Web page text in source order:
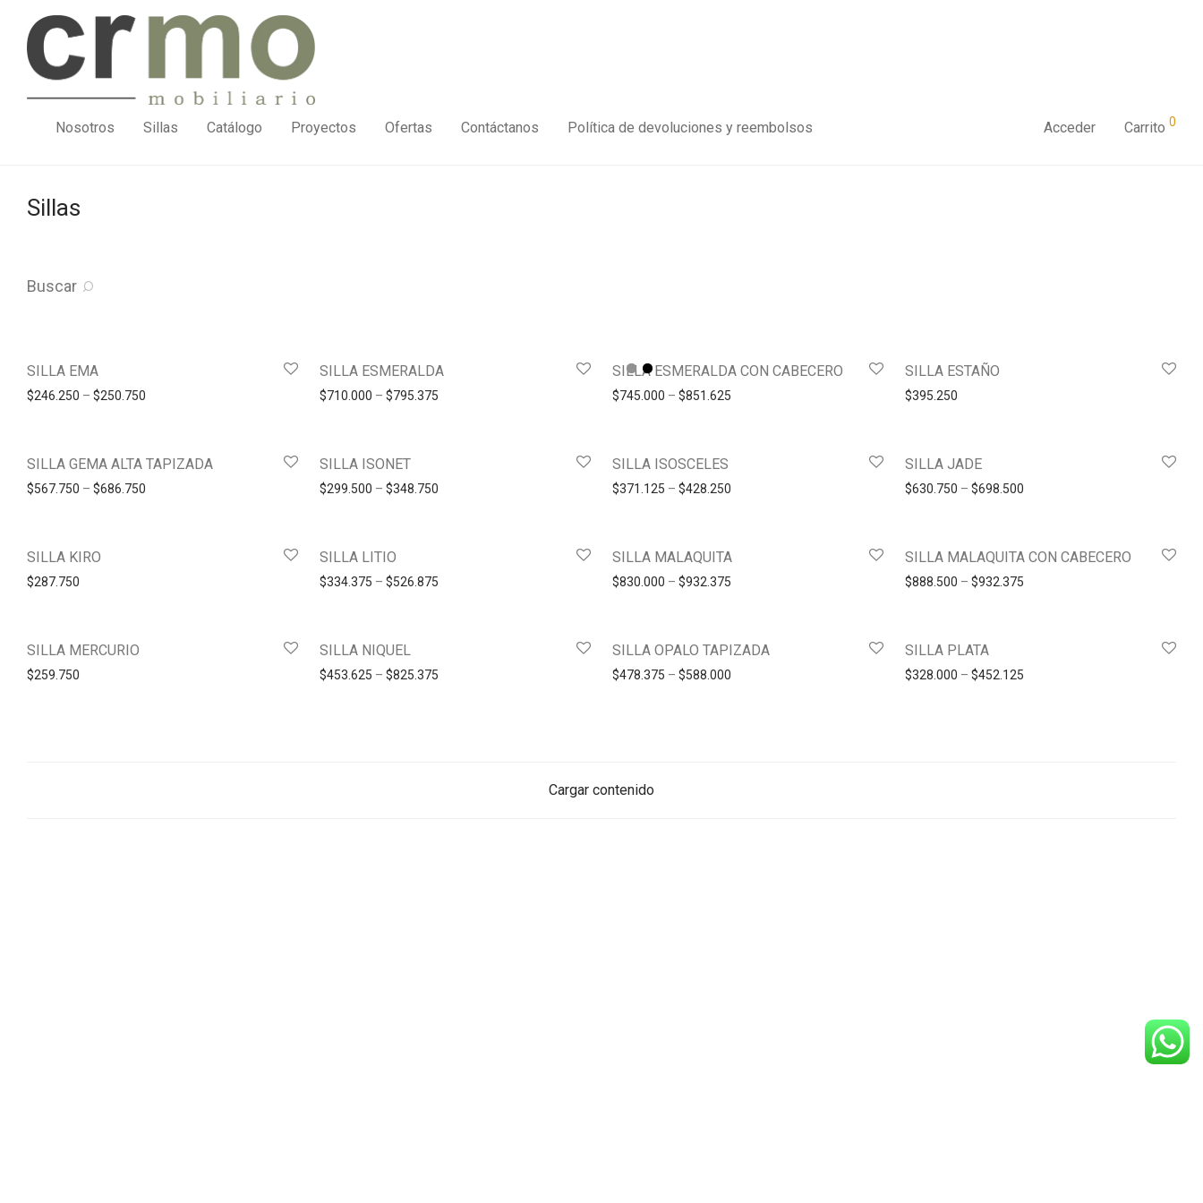
Nosotros Sillas Catálogo Proyectos Ofertas Contáctanos Política de devoluciones y reembolsos Acceder Carrito 0
Sillas
Buscar
SILLA EMA
$246.250 – $250.750
SILLA ESMERALDA
$710.000 – $795.375
SILLA ESMERALDA CON CABECERO
$745.000 – $851.625
SILLA ESTAÑO
$395.250
SILLA GEMA ALTA TAPIZADA
$567.750 – $686.750
SILLA ISONET
$299.500 – $348.750
SILLA ISOSCELES
$371.125 – $428.250
SILLA JADE
$630.750 – $698.500
SILLA KIRO
$287.750
SILLA LITIO
$334.375 – $526.875
SILLA MALAQUITA
$830.000 – $932.375
SILLA MALAQUITA CON CABECERO
$888.500 – $932.375
SILLA MERCURIO
$259.750
SILLA NIQUEL
$453.625 – $825.375
SILLA OPALO TAPIZADA
$478.375 – $588.000
SILLA PLATA
$328.000 – $452.125
Cargar contenido